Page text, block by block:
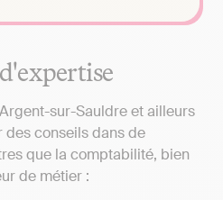
sur-Sauldre et ailleurs
des conseils dans de
que la comptabilité, bien
de métier :